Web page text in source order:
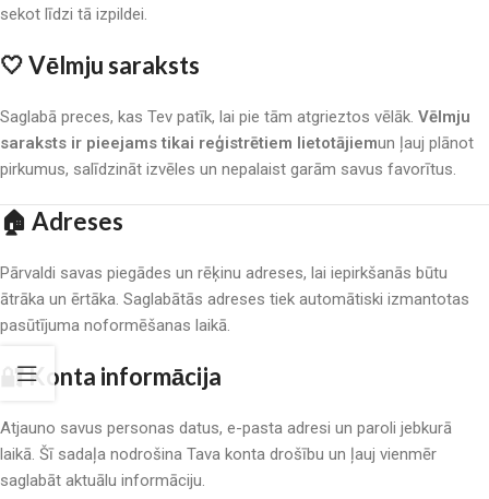
sekot līdzi tā izpildei.
🤍Vēlmju saraksts
Saglabā preces, kas Tev patīk, lai pie tām atgrieztos vēlāk. Vēlmju
saraksts ir pieejams tikai reģistrētiem lietotājiemun ļauj plānot
pirkumus, salīdzināt izvēles un nepalaist garām savus favorītus.
🏠 Adreses
Pārvaldi savas piegādes un rēķinu adreses, lai iepirkšanās būtu
ātrāka un ērtāka. Saglabātās adreses tiek automātiski izmantotas
pasūtījuma noformēšanas laikā.
🔐Konta informācija
Atjauno savus personas datus, e-pasta adresi un paroli jebkurā
laikā. Šī sadaļa nodrošina Tava konta drošību un ļauj vienmēr
saglabāt aktuālu informāciju.